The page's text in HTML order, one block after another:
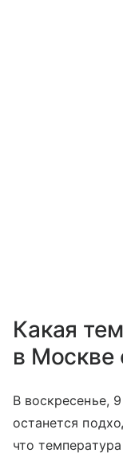
Какая
в Москве
В воскресенье,
останется
что